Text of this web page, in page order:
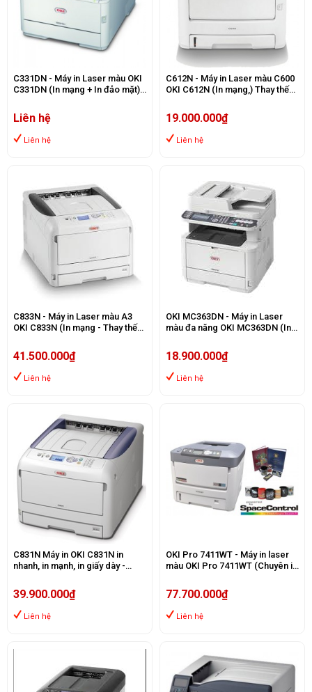
C331DN - Máy in Laser màu OKI
C331DN (In mạng + In đảo mặt)
Liên hệ
Liên hệ
C612N - Máy in Laser màu C600
OKI C612N (In mạng,) Thay thế
19.000.000₫
Liên hệ
C833N - Máy in Laser màu A3
OKI C833N (In mạng - Thay thế
41.500.000₫
Liên hệ
OKI MC363DN - Máy in Laser
màu đa năng OKI MC363DN (In
MC362DN)
18.900.000₫
Liên hệ
C831N Máy in OKI C831N in
nhanh, in mạnh, in giấy dày -
39.900.000₫
Liên hệ
OKI Pro 7411WT - Máy in laser
màu OKI Pro 7411WT (Chuyên in
77.700.000₫
Liên hệ